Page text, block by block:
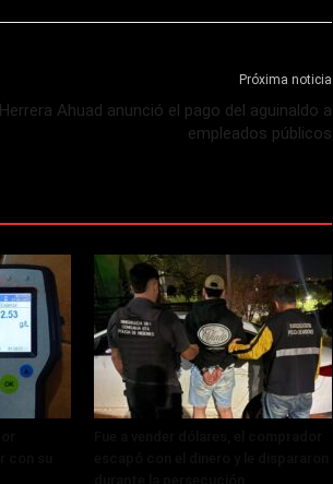
Próxima noticia
Herrera Ahuad anunció el pago del aguinaldo a
empleados públicos